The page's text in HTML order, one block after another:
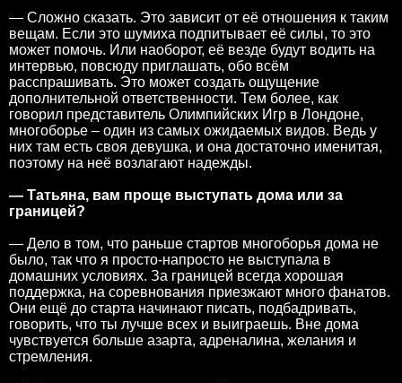
— Сложно сказать. Это зависит от её отношения к таким
вещам. Если это шумиха подпитывает её силы, то это
может помочь. Или наоборот, её везде будут водить на
интервью, повсюду приглашать, обо всём
расспрашивать. Это может создать ощущение
дополнительной ответственности. Тем более, как
говорил представитель Олимпийских Игр в Лондоне,
многоборье – один из самых ожидаемых видов. Ведь у
них там есть своя девушка, и она достаточно именитая,
поэтому на неё возлагают надежды.
— Татьяна, вам проще выступать дома или за
границей?
— Дело в том, что раньше стартов многоборья дома не
было, так что я просто-напросто не выступала в
домашних условиях. За границей всегда хорошая
поддержка, на соревнования приезжают много фанатов.
Они ещё до старта начинают писать, подбадривать,
говорить, что ты лучше всех и выиграешь. Вне дома
чувствуется больше азарта, адреналина, желания и
стремления.